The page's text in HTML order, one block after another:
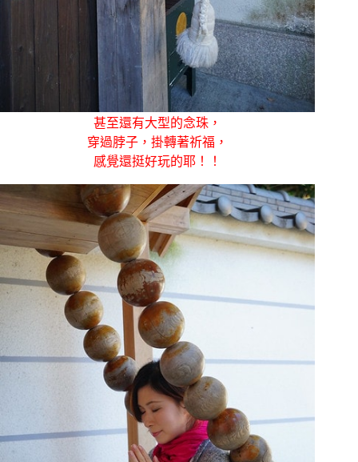
甚至還有大型的念珠，
穿過脖子，掛轉著祈福，
感覺還挺好玩的耶！！